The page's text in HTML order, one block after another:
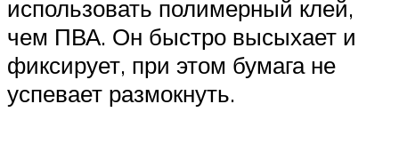
использовать полимерный клей,
чем ПВА. Он быстро высыхает и
фиксирует, при этом бумага не
успевает размокнуть.